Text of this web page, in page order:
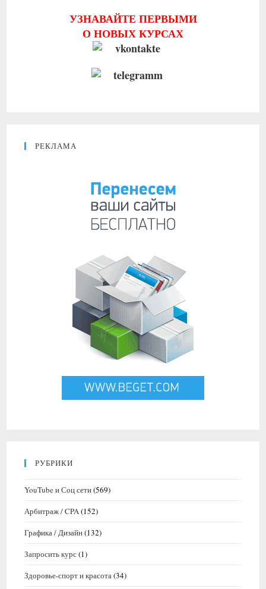
УЗНАВАЙТЕ ПЕРВЫМИ
О НОВЫХ КУРСАХ
РЕКЛАМА
РУБРИКИ
YouTube и Соц сети(569)
Арбитраж / CPA(152)
Графика / Дизайн(132)
Запросить курс(1)
Здоровье-спорт и красота(34)